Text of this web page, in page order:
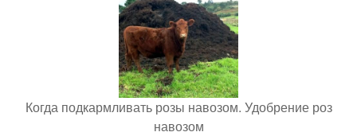
Когда подкармливать розы навозом. Удобрение роз
навозом